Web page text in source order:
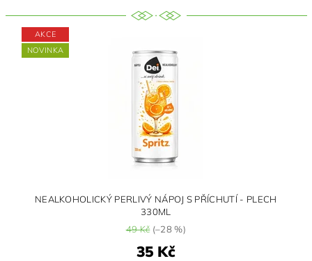
AKCE
NOVINKA
NEALKOHOLICKÝ PERLIVÝ NÁPOJ S PŘÍCHUTÍ - PLECH
330ML
49 Kč(–28 %)
35 Kč